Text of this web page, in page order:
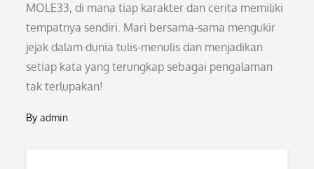
MOLE33, di mana tiap karakter dan cerita memiliki
tempatnya sendiri. Mari bersama-sama mengukir
jejak dalam dunia tulis-menulis dan menjadikan
setiap kata yang terungkap sebagai pengalaman
tak terlupakan!
Byadmin